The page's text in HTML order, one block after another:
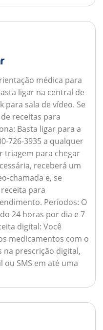
médica para
ligar na central de
para sala de vídeo. Se
receitas para
Basta ligar para a
726-3935 a qualquer
triagem para chegar
receberá um
chamada e, se
para
Períodos: O
24 horas por dia e 7
digital: Você
medicamentos com o
na prescrição digital,
ou SMS em até uma